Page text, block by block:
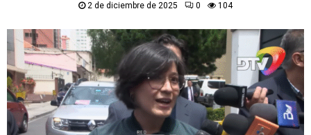
2 de diciembre de 2025 0 104